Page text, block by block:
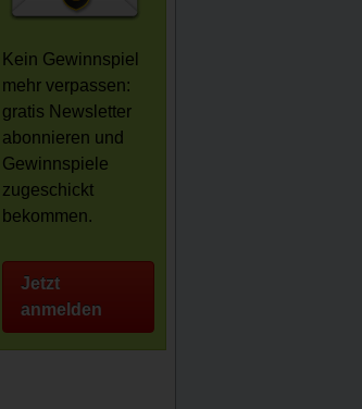
Kein Gewinnspiel
mehr verpassen:
gratis Newsletter
abonnieren und
Gewinnspiele
zugeschickt
bekommen.
Jetzt
anmelden